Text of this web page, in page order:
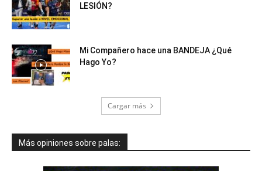
LESIÓN?
Mi Compañero hace una BANDEJA ¿Qué
Hago Yo?
Cargar más
Más opiniones sobre palas: